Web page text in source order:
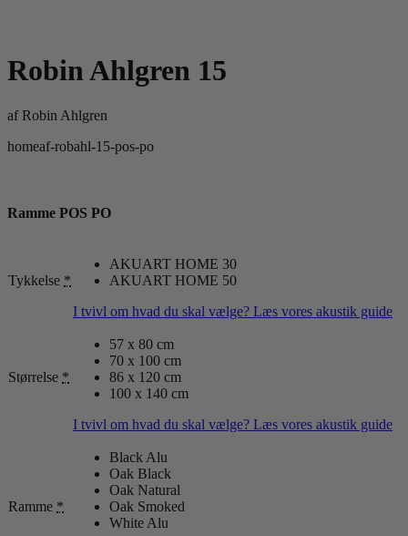
Robin Ahlgren 15
afRobin Ahlgren
homeaf-robahl-15-pos-po
Ramme POS PO
Tykkelse *
AKUART HOME 30
AKUART HOME 50
I tvivl om hvad du skal vælge? Læs vores akustik guide
Størrelse *
57 x 80 cm
70 x 100 cm
86 x 120 cm
100 x 140 cm
I tvivl om hvad du skal vælge? Læs vores akustik guide
Ramme *
Black Alu
Oak Black
Oak Natural
Oak Smoked
White Alu